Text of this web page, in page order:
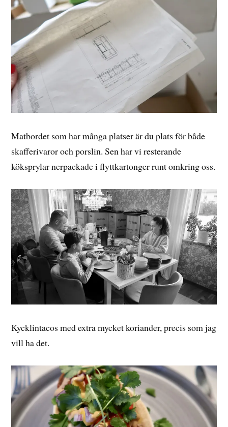
Matbordet som har många platser är du plats för både
skafferivaror och porslin. Sen har vi resterande
köksprylar nerpackade i flyttkartonger runt omkring oss.
Kycklintacos med extra mycket koriander, precis som jag
vill ha det.